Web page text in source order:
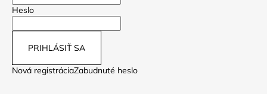
Heslo
PRIHLÁSIŤ SA
Nová registráciaZabudnuté heslo